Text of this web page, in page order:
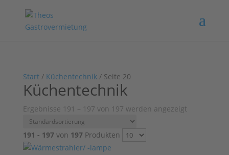
Start/ Küchentechnik/ Seite 20
Küchentechnik
Ergebnisse 191 – 197 von 197 werden angezeigt
191 - 197von 197Produkten